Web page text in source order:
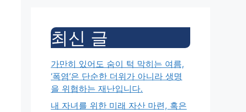
최신 글
가만히 있어도 숨이 턱 막히는 여름,
‘폭염’은 단순한 더위가 아니라 생명
을 위협하는 재난입니다.
내 자녀를 위한 미래 자산 마련, 혹은